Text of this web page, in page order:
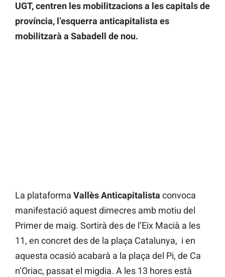
UGT, centren les mobilitzacions a les capitals de
província, l’esquerra anticapitalista es
mobilitzarà a Sabadell de nou.
La plataforma Vallès Anticapitalista convoca
manifestació aquest dimecres amb motiu del
Primer de maig. Sortirà des de l’Eix Macià a les
11, en concret des de la plaça Catalunya, i en
aquesta ocasió acabarà a la plaça del Pi, de Ca
n’Oriac, passat el migdia. A les 13 hores està